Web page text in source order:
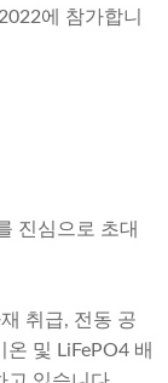
에 참가합니
진심으로 초대
취급, 전동 공
및 LiFePO4 배